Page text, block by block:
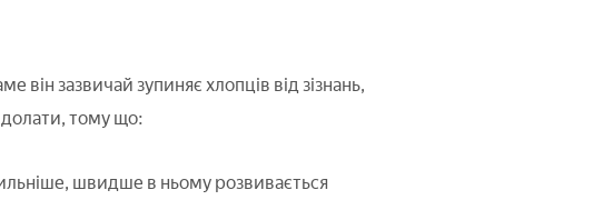
він зазвичай зупиняє хлопців від зізнань,
тому що:
швидше в ньому розвивається